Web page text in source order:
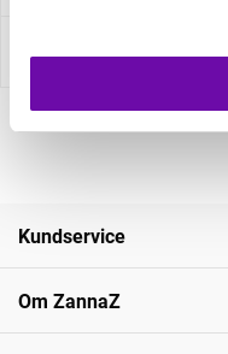
Recensioner
Kundservice
Om ZannaZ